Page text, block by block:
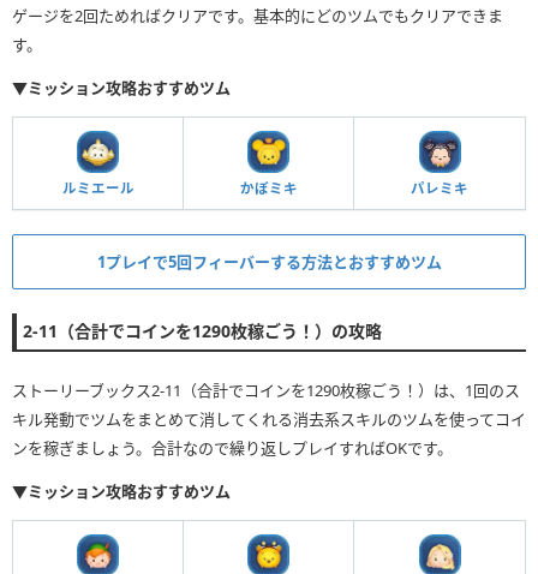
ゲージを2回ためればクリアです。基本的にどのツムでもクリアできま
す。
▼ミッション攻略おすすめツム
ルミエール かぼミキ パレミキ
1プレイで5回フィーバーする方法とおすすめツム
2-11（合計でコインを1290枚稼ごう！）の攻略
ストーリーブックス2-11（合計でコインを1290枚稼ごう！）は、1回のス
キル発動でツムをまとめて消してくれる消去系スキルのツムを使ってコイ
ンを稼ぎましょう。合計なので繰り返しプレイすればOKです。
▼ミッション攻略おすすめツム